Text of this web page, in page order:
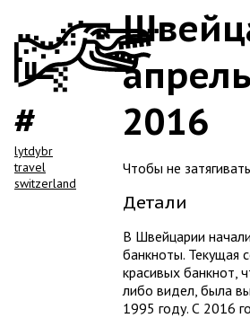
lytdybr
travel
switzerland
апрель
2016
Чтобы не
Детали
В Швейцарии
банкноты. Текущая
красивых банкнот,
либо видел, была
1995 году. С 2016